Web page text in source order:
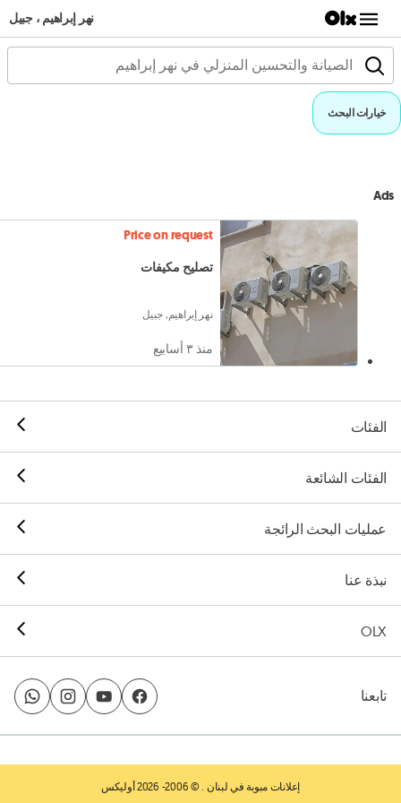
نهر إبراهيم ، جبيل
خيارات البحث
Ads
Price on request
تصليح مكيفات
نهر إبراهيم, جبيل
منذ ٣ أسابيع
الفئات
الفئات الشائعة
عمليات البحث الرائجة
نبذة عنا
OLX
تابعنا
إعلانات مبوبة في لبنان . © 2006- 2026 أوليكس